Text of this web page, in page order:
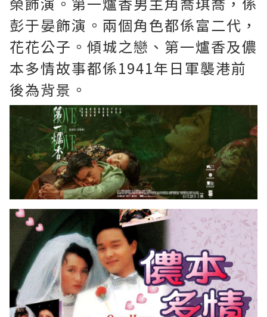
彭于晏飾演。兩個角色都係富二代，
花花公子。傾城之戀、第一爐香及儂
本多情故事都係1941年日軍襲港前
後為背景。